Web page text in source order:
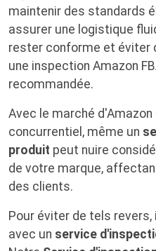
maintenir des standards
assurer une logistique
rester conforme et éviter
une inspection Amazon
recommandée.
Avec le marché d'Amazon
concurrentiel, même un
produit peut nuire
de votre marque,
des clients.
Pour éviter de tels
avec un service